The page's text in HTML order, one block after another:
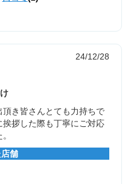
24/12/28
き皆さんとても力持ちで
拶した際も丁寧にご対応
舗